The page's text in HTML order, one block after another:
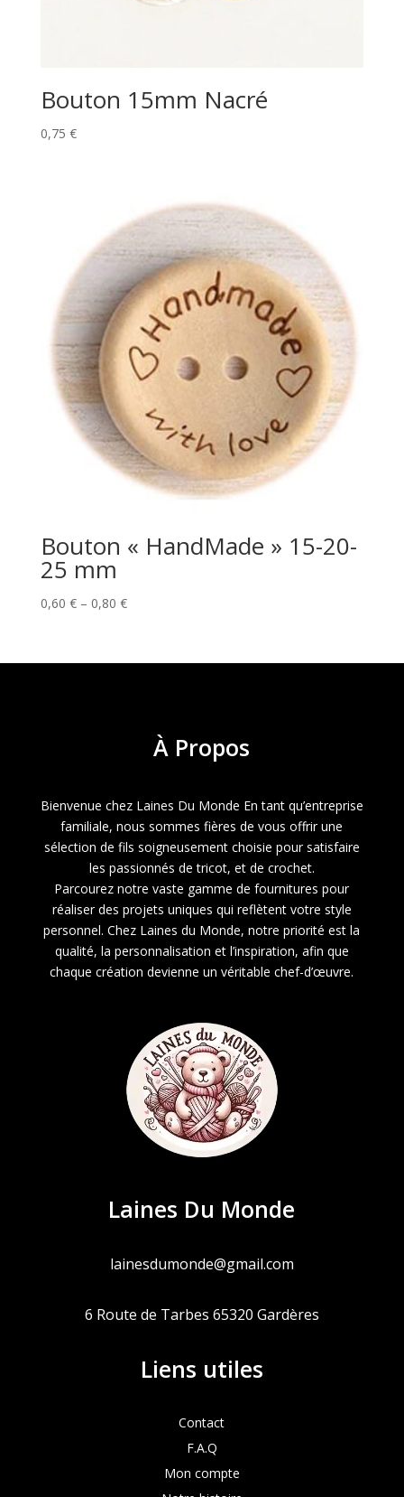
Bouton 15mm Nacré
0,75 €
Bouton « HandMade » 15-20-
25 mm
0,60 € – 0,80 €Price
through
À Propos
Bienvenue chez Laines Du Monde En tant qu’entreprise
familiale, nous sommes fières de vous offrir une
sélection de fils soigneusement choisie pour satisfaire
les passionnés de tricot, et de crochet.
Parcourez notre vaste gamme de fournitures pour
réaliser des projets uniques qui reflètent votre style
personnel. Chez Laines du Monde, notre priorité est la
qualité, la personnalisation et l’inspiration, afin que
chaque création devienne un véritable chef-d’œuvre.
Laines Du Monde
lainesdumonde@gmail.com
6 Route de Tarbes 65320 Gardères
Liens utiles
Contact
F.A.Q
Mon compte